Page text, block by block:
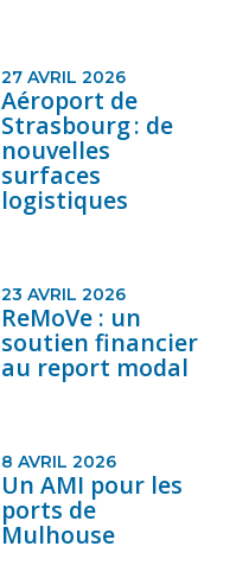
27 AVRIL 2026
Aéroport de
Strasbourg : de
nouvelles
surfaces
logistiques
23 AVRIL 2026
ReMoVe : un
soutien financier
au report modal
8 AVRIL 2026
Un AMI pour les
ports de
Mulhouse